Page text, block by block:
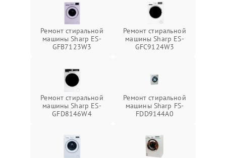
Ремонт стиральной
машины Sharp ES-
GFB7123W3
Ремонт стиральной
машины Sharp ES-
GFC9124W3
Ремонт стиральной
машины Sharp ES-
GFD8146W4
Ремонт стиральной
машины Sharp FS-
FDD9144A0